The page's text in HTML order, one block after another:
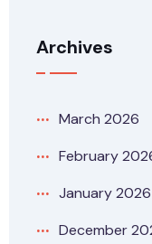
Archives
March 2026
February
January 2026
December